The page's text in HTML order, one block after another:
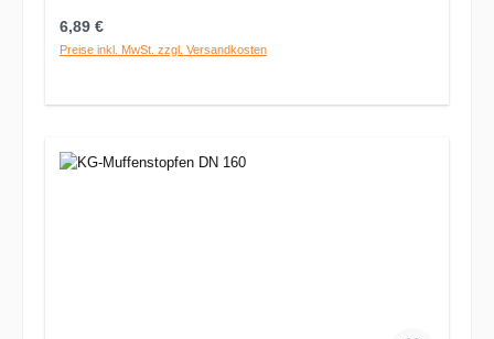
Regulärer Preis:
6,89 €
Preise inkl. MwSt. zzgl. Versandkosten